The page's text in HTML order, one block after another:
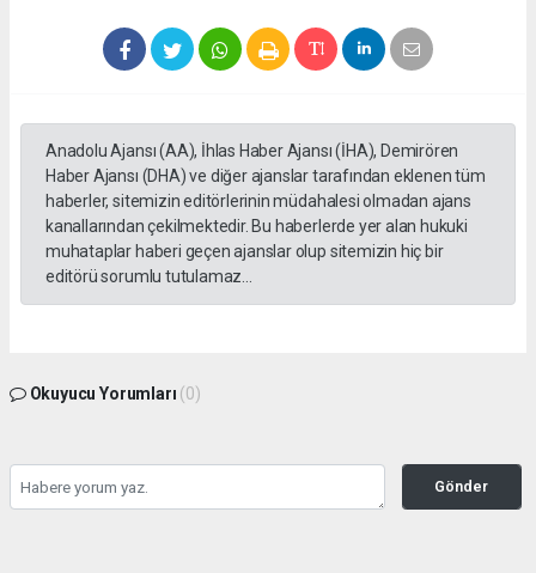
Anadolu Ajansı (AA), İhlas Haber Ajansı (İHA), Demirören
Haber Ajansı (DHA) ve diğer ajanslar tarafından eklenen tüm
haberler, sitemizin editörlerinin müdahalesi olmadan ajans
kanallarından çekilmektedir. Bu haberlerde yer alan hukuki
muhataplar haberi geçen ajanslar olup sitemizin hiç bir
editörü sorumlu tutulamaz...
Okuyucu Yorumları (0)
Gönder